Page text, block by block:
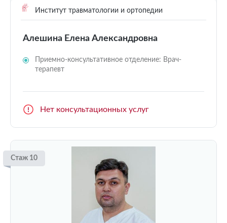
Институт травматологии и ортопедии
Алешина Елена Александровна
Приемно-консультативное отделение: Врач-
терапевт
Нет консультационных услуг
Стаж 10